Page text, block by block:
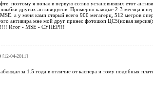
поэтому я попал в первую сотню установивших етот
других антивирусов. Примерно каждые 2-3 месяца я
а у меня камп старый всего 900 мегагерц, 512 метров
антивира мне мой друг принес фотошоп ЦС5(новая
Итог - MSE - СУПЕР!!!
[12-04-2011]
за 1.5 года в отличие от каспера и тому подобных